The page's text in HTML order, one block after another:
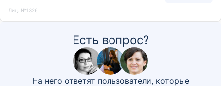
Лиц. №1326
Есть вопрос?
На него ответят пользователи, которые